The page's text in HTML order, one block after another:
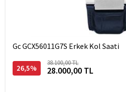
Gc GCX56011G7S Erkek Kol Saati
26,5%
38.100,00 TL
28.000,00 TL